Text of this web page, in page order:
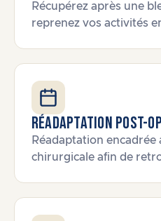
Récupérez après une
reprenez vos activités
Réadaptation post-
Réadaptation
chirurgicale afin de